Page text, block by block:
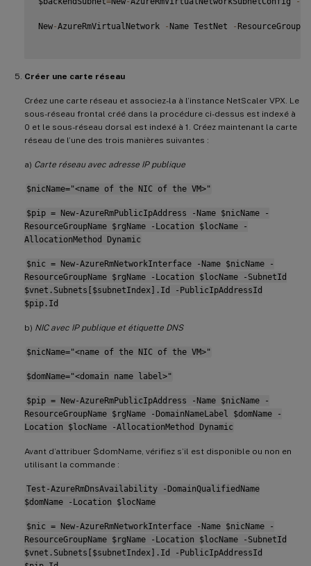
New-AzureRmVirtualNetwork - Name TestNet -
Créer une carte réseau
Créez une carte réseau et associez-la à l’instance NetScaler VPX. Le
sous-réseau frontal créé dans la procédure ci-dessus est indexé à
0 et le sous-réseau dorsal est indexé à 1. Créez maintenant la carte
réseau de l’une des trois manières suivantes :
a) Carte réseau avec adresse IP publique
$nicName="<name of the NIC of the VM>"
$pip = New-AzureRmPublicIpAddress -Name $nicName -
ResourceGroupName $rgName -Location $locName -
AllocationMethod Dynamic
$nic = New-AzureRmNetworkInterface -Name $nicName -
ResourceGroupName $rgName -Location $locName -SubnetId
$vnet.Subnets[$subnetIndex].Id -PublicIpAddressId
$pip.Id
b) NIC avec IP publique et étiquette DNS
$nicName="<name of the NIC of the VM>"
$domName="<domain name label>"
$pip = New-AzureRmPublicIpAddress -Name $nicName -
ResourceGroupName $rgName -DomainNameLabel $domName -
Location $locName -AllocationMethod Dynamic
Avant d’attribuer $domName, vérifiez s’il est disponible ou non en
utilisant la commande :
Test-AzureRmDnsAvailability -DomainQualifiedName
$domName -Location $locName
$nic = New-AzureRmNetworkInterface -Name $nicName -
ResourceGroupName $rgName -Location $locName -SubnetId
$vnet.Subnets[$subnetIndex].Id -PublicIpAddressId